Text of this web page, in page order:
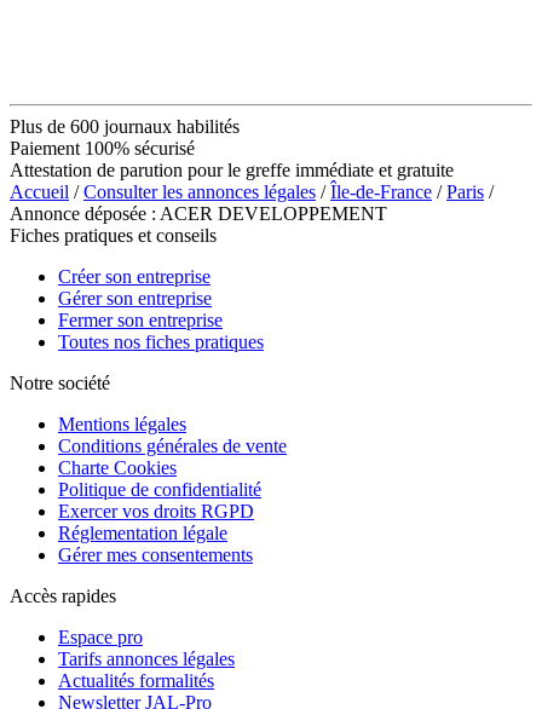
Plus de 600 journaux habilités
Paiement 100% sécurisé
Attestation de parution pour le greffe immédiate et gratuite
Accueil /Consulter les annonces légales /Île-de-France /Paris /
Annonce déposée : ACER DEVELOPPEMENT
Fiches pratiques et conseils
Créer son entreprise
Gérer son entreprise
Fermer son entreprise
Toutes nos fiches pratiques
Notre société
Mentions légales
Conditions générales de vente
Charte Cookies
Politique de confidentialité
Exercer vos droits RGPD
Réglementation légale
Gérer mes consentements
Accès rapides
Espace pro
Tarifs annonces légales
Actualités formalités
Newsletter JAL-Pro